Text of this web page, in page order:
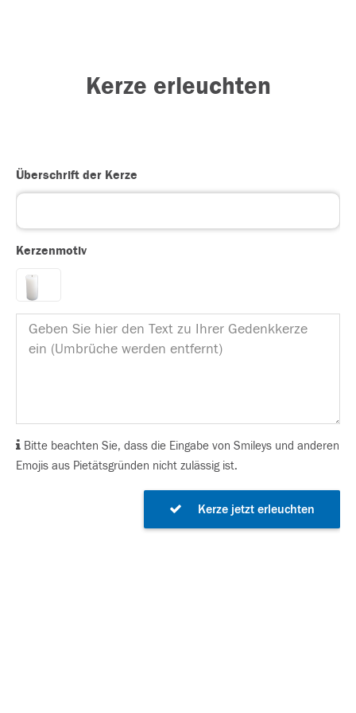
Kerze erleuchten
Überschrift der Kerze
Kerzenmotiv
Bitte beachten Sie, dass die Eingabe von Smileys und anderen
Emojis aus Pietätsgründen nicht zulässig ist.
Kerze jetzt erleuchten